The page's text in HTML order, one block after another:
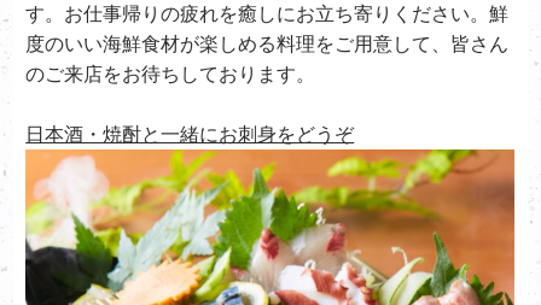
す。お仕事帰りの疲れを癒しにお立ち寄りください。鮮
度のいい海鮮食材が楽しめる料理をご用意して、皆さん
のご来店をお待ちしております。
日本酒・焼酎と一緒にお刺身をどうぞ